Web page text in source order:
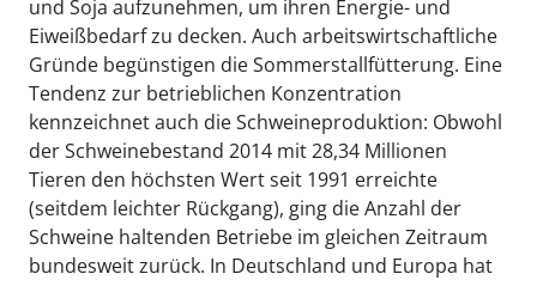
und Soja aufzunehmen, um ihren Energie- und
Eiweißbedarf zu decken. Auch arbeitswirtschaftliche
Gründe begünstigen die Sommerstallfütterung. Eine
Tendenz zur betrieblichen Konzentration
kennzeichnet auch die Schweineproduktion: Obwohl
der Schweinebestand 2014 mit 28,34 Millionen
Tieren den höchsten Wert seit 1991 erreichte
(seitdem leichter Rückgang), ging die Anzahl der
Schweine haltenden Betriebe im gleichen Zeitraum
bundesweit zurück. In Deutschland und Europa hat